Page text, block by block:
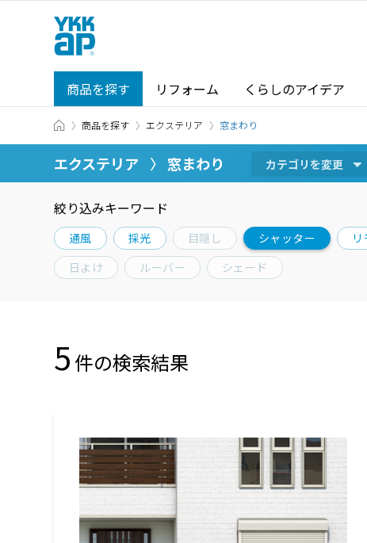
商品を探す
商品を探す TOP
カテゴリから探す
窓・サッシ / シャッター
WEBカタログを見る
リフォーム くらしのアイデア
ショールーム TOP
ショールーム・その他の展示場を
北海道
名古屋 SR 静岡
ショールームに行く前に
TOP 商品を探す エクステリア 窓まわり
商品を探す
カテゴリから探す
エクステリア 窓まわり カテゴリを変更
絞り込みキーワード
通風
採光 目隠し シャッター
日よけ
ルーバー シェード
5 件の検索結果